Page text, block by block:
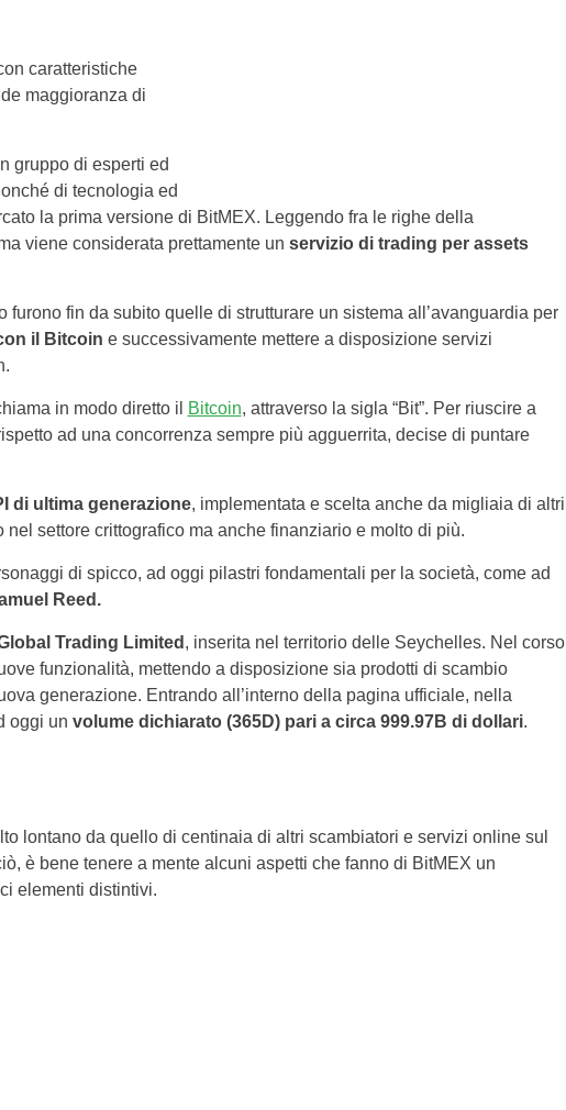
caratteristiche
maggioranza di
gruppo di esperti ed
di tecnologia ed
la prima versione di BitMEX. Leggendo fra le righe della
viene considerata prettamente un servizio di trading per assets
furono fin da subito quelle di strutturare un sistema all’avanguardia per
il Bitcoin e successivamente mettere a disposizione servizi
in modo diretto il Bitcoin, attraverso la sigla “Bit”. Per riuscire a
ad una concorrenza sempre più agguerrita, decise di puntare
di ultima generazione, implementata e scelta anche da migliaia di altri
settore crittografico ma anche finanziario e molto di più.
di spicco, ad oggi pilastri fondamentali per la società, come ad
Reed.
Trading Limited , inserita nel territorio delle Seychelles. Nel corso
funzionalità, mettendo a disposizione sia prodotti di scambio
generazione. Entrando all’interno della pagina ufficiale, nella
oggi un volume dichiarato (365D) pari a circa 999.97B di dollari.
lontano da quello di centinaia di altri scambiatori e servizi online sul
è bene tenere a mente alcuni aspetti che fanno di BitMEX un
elementi distintivi.